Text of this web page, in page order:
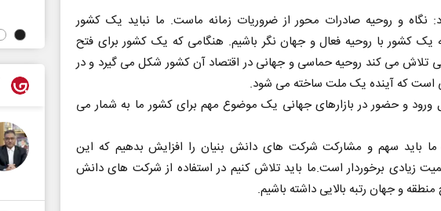
نگاه و روحیه صادرات محور از ضروریات زمانه ماست. ما نباید یک کشور
یک کشور با روحیه فعال و جهان نگر باشیم. هنگامی که یک کشور برای فتح
تلاش می کند روحیه حماسی و جهانی در اقتصاد آن کشور شکل می گیرد و در
است که آینده یک ملت ساخته می شود.
ورود و حضور در بازارهای جهانی یک موضوع مهم برای کشور ما به شمار می
ما باید سهم و مشارکت شرکت های دانش بنیان را افزایش بدهیم که این
زیادی برخوردار است.ما باید تلاش کنیم در استفاده از شرکت های دانش
و جهان رتبه بالایی داشته باشیم.